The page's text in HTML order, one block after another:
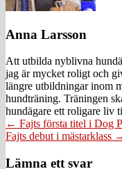
Anna Larsson
Att utbilda nyblivna
jag är mycket roligt och
längre utbildningar inom
hundträning. Träningen
hundägare ett roligare liv
Posts
navigation
← Fajts första titel i Dog
Fajts debut i mästarklass
Lämna ett svar